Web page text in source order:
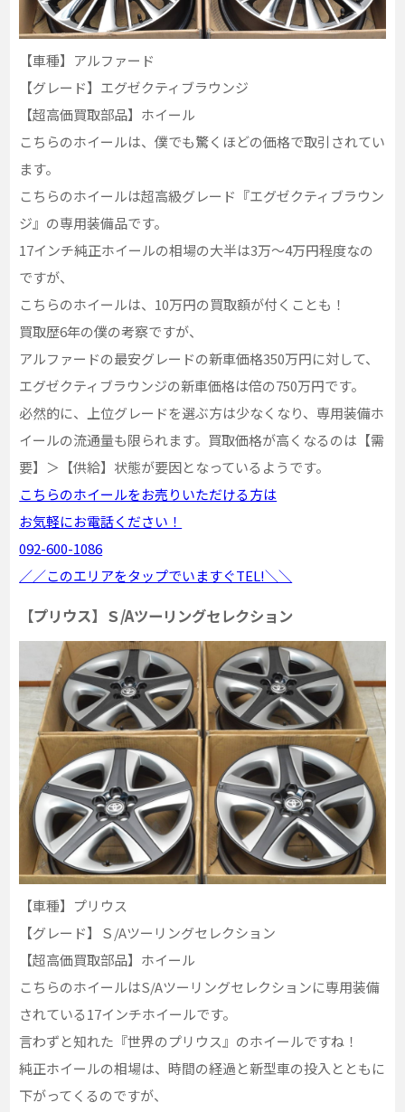
【車種】アルファード
【グレード】エグゼクティブラウンジ
【超高価買取部品】ホイール
こちらのホイールは、僕でも驚くほどの価格で取引されてい
ます。
こちらのホイールは超高級グレード『エグゼクティブラウン
ジ』の専用装備品です。
17インチ純正ホイールの相場の大半は3万～4万円程度なの
ですが、
こちらのホイールは、10万円の買取額が付くことも！
買取歴6年の僕の考察ですが、
アルファードの最安グレードの新車価格350万円に対して、
エグゼクティブラウンジの新車価格は倍の750万円です。
必然的に、上位グレードを選ぶ方は少なくなり、専用装備ホ
イールの流通量も限られます。買取価格が高くなるのは【需
要】＞【供給】状態が要因となっているようです。
こちらのホイールをお売りいただける方は
お気軽にお電話ください！
092-600-1086
／／このエリアをタップでいますぐTEL!＼＼
【プリウス】Ｓ/Aツーリングセレクション
【車種】プリウス
【グレード】Ｓ/Aツーリングセレクション
【超高価買取部品】ホイール
こちらのホイールはS/Aツーリングセレクションに専用装備
されている17インチホイールです。
言わずと知れた『世界のプリウス』のホイールですね！
純正ホイールの相場は、時間の経過と新型車の投入とともに
下がってくるのですが、